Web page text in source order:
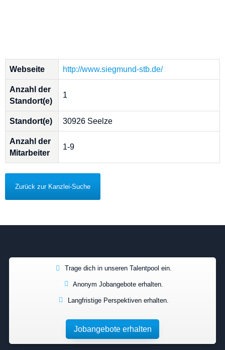
Webseite http://www.siegmund-stb.de/
Anzahl der
Standort(e)
1
Standort(e) 30926 Seelze
Anzahl der
Mitarbeiter
1-9
Zurück zur Kanzlei-Suche
Trage dich in unseren Talentpool ein.
Anonym Jobangebote erhalten.
Langfristige Perspektiven erhalten.
Jobangebote erhalten